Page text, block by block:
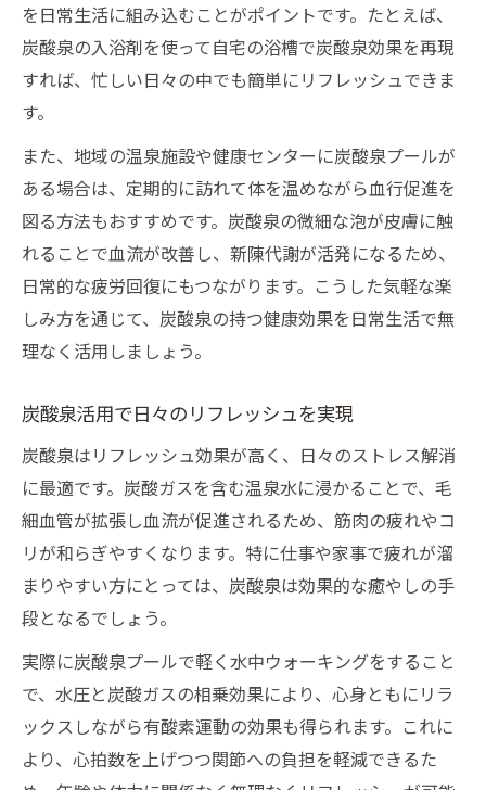
を日常生活に組み込むことがポイントです。たとえば、
炭酸泉の入浴剤を使って自宅の浴槽で炭酸泉効果を再現
すれば、忙しい日々の中でも簡単にリフレッシュできま
す。
また、地域の温泉施設や健康センターに炭酸泉プールが
ある場合は、定期的に訪れて体を温めながら血行促進を
図る方法もおすすめです。炭酸泉の微細な泡が皮膚に触
れることで血流が改善し、新陳代謝が活発になるため、
日常的な疲労回復にもつながります。こうした気軽な楽
しみ方を通じて、炭酸泉の持つ健康効果を日常生活で無
理なく活用しましょう。
炭酸泉活用で日々のリフレッシュを実現
炭酸泉はリフレッシュ効果が高く、日々のストレス解消
に最適です。炭酸ガスを含む温泉水に浸かることで、毛
細血管が拡張し血流が促進されるため、筋肉の疲れやコ
リが和らぎやすくなります。特に仕事や家事で疲れが溜
まりやすい方にとっては、炭酸泉は効果的な癒やしの手
段となるでしょう。
実際に炭酸泉プールで軽く水中ウォーキングをすること
で、水圧と炭酸ガスの相乗効果により、心身ともにリラ
ックスしながら有酸素運動の効果も得られます。これに
より、心拍数を上げつつ関節への負担を軽減できるた